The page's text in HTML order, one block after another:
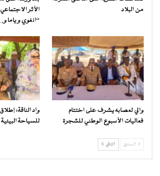
من البلاد
الأثر
“انغوي و ياما
والي لعصابه يشرف على اختتام
فعاليات الأسبوع الوطني للشجرة
واد الناقة:
للسياحة
السابق التالي